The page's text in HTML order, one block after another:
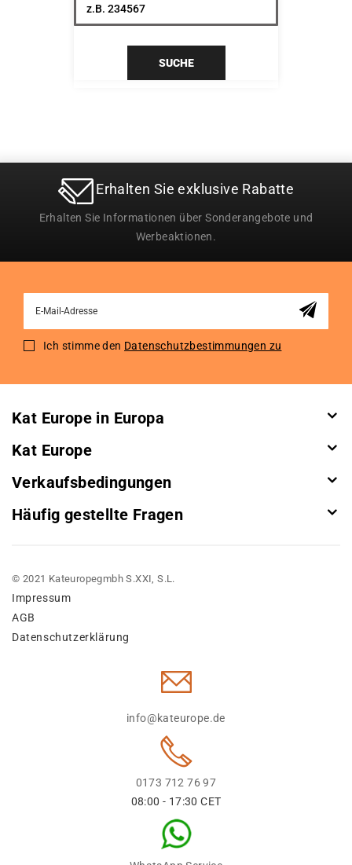
SUCHE
Erhalten Sie exklusive Rabatte
Erhalten Sie Informationen über Sonderangebote und
Werbeaktionen.
for
Ich stimme den Datenschutzbestimmungen zu
Kat Europe in Europa
Kat Europe
Verkaufsbedingungen
Häufig gestellte Fragen
© 2021 Kateuropegmbh S.XXI, S.L.
Impressum
AGB
Datenschutzerklärung
info@kateurope.de
0173 712 76 97
08:00 - 17:30 CET